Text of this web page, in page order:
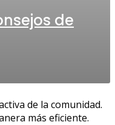
de
de la comunidad.
más eficiente.